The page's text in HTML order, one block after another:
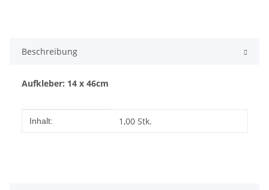
Beschreibung
Aufkleber: 14 x 46cm
Produkteigenschaft
Wert
Inhalt: 1,00 Stk.